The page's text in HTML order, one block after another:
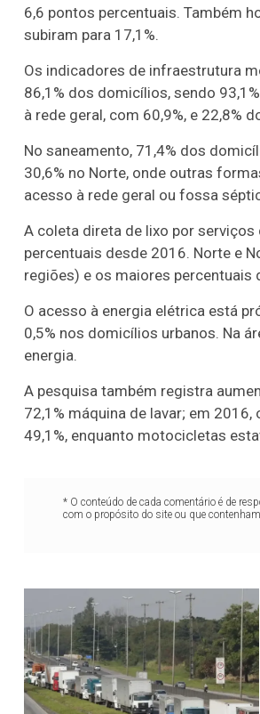
6,6 pontos percentuais. Também
subiram para 17,1%.
Os indicadores de infraestrutura
86,1% dos domicílios, sendo
à rede geral, com 60,9%, e 22,8%
No saneamento, 71,4% dos
30,6% no Norte, onde outras
acesso à rede geral ou fossa
A coleta direta de lixo por
percentuais desde 2016. Norte e
regiões) e os maiores percentuais
O acesso à energia elétrica está
0,5% nos domicílios urbanos. Na
energia.
A pesquisa também registra
72,1% máquina de lavar; em
49,1%, enquanto motocicletas
* O conteúdo de cada comentário é de
com o propósito do site ou que